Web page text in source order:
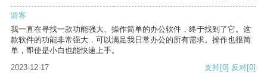
游客
我一直在寻找一款功能强大、操作简单的办公软件，终于找到了它。这
款软件的功能非常强大，可以满足我日常办公的所有需求。操作也很简
单，即使是小白也能快速上手。
2023-12-17
支持[0] 反对[0]